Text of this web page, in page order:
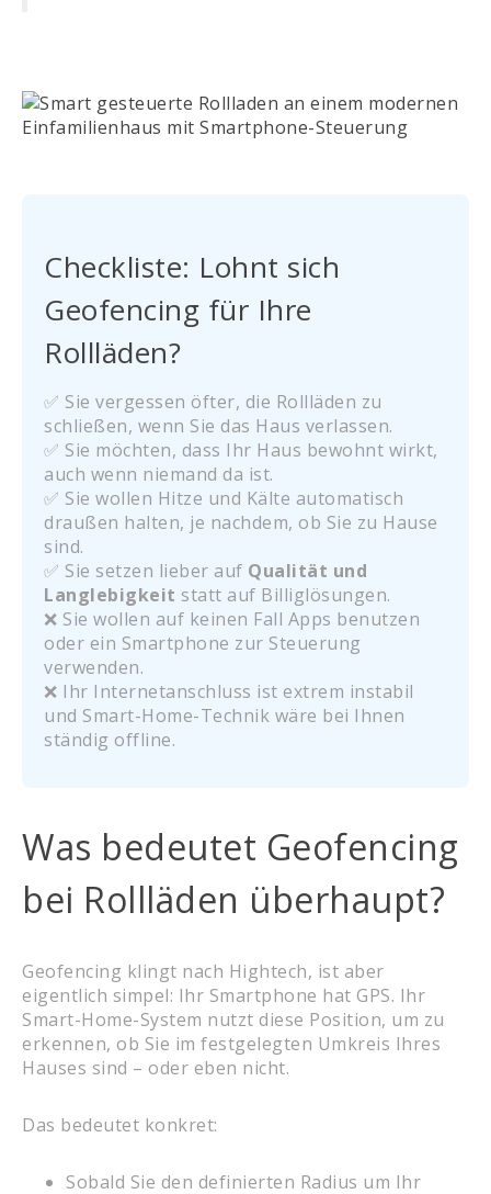
Checkliste: Lohnt sich
Geofencing für Ihre
Rollläden?
✅ Sie vergessen öfter, die Rollläden zu
schließen, wenn Sie das Haus verlassen.
✅ Sie möchten, dass Ihr Haus bewohnt wirkt,
auch wenn niemand da ist.
✅ Sie wollen Hitze und Kälte automatisch
draußen halten, je nachdem, ob Sie zu Hause
sind.
✅ Sie setzen lieber auf Qualität und
Langlebigkeit statt auf Billiglösungen.
❌ Sie wollen auf keinen Fall Apps benutzen
oder ein Smartphone zur Steuerung
verwenden.
❌ Ihr Internetanschluss ist extrem instabil
und Smart-Home-Technik wäre bei Ihnen
ständig offline.
Was bedeutet Geofencing
bei Rollläden überhaupt?
Geofencing klingt nach Hightech, ist aber
eigentlich simpel: Ihr Smartphone hat GPS. Ihr
Smart-Home-System nutzt diese Position, um zu
erkennen, ob Sie im festgelegten Umkreis Ihres
Hauses sind – oder eben nicht.
Das bedeutet konkret:
Sobald Sie den definierten Radius um Ihr